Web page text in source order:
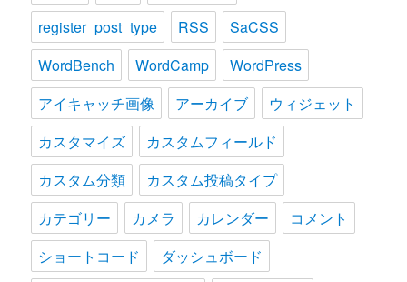
register_post_type
RSS
SaCSS
WordBench
WordCamp
WordPress
アイキャッチ画像
アーカイブ
ウィジェット
カスタマイズ
カスタムフィールド
カスタム分類
カスタム投稿タイプ
カテゴリー
カメラ カレンダー
コメント
ショートコード
ダッシュボード